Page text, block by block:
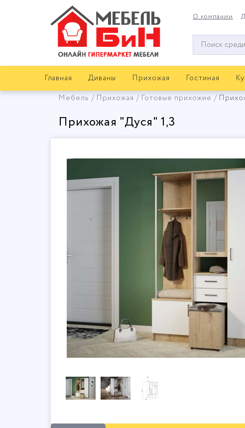
О компании
Окно
поиска
Главная Диваны Прихожая Гостиная
Мебель
Прихожая Готовые прихожие
Прихожая "Дуся" 1,3